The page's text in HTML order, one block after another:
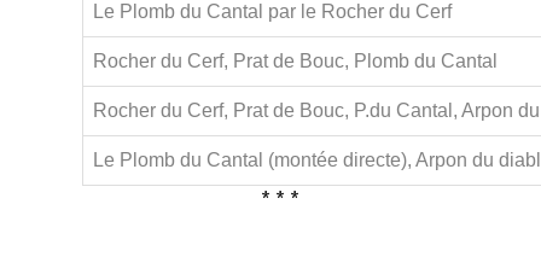
Le Plomb du Cantal par le Rocher du Cerf
Rocher du Cerf, Prat de Bouc, Plomb du Cantal
Rocher du Cerf, Prat de Bouc, P.du Cantal, Arpon
Le Plomb du Cantal (montée directe), Arpon du
* * *